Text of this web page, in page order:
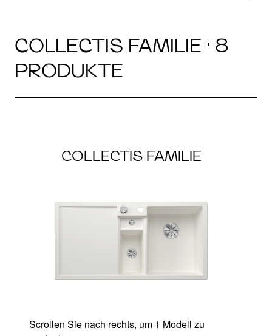
COLLECTIS FAMILIE · 8
PRODUKTE
COLLECTIS FAMILIE
Scrollen Sie nach rechts, um 1 Modell zu